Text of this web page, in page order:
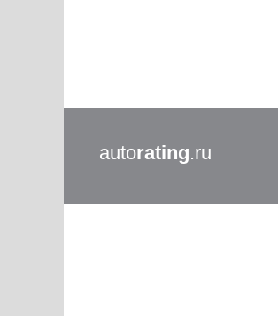
autorating.ru